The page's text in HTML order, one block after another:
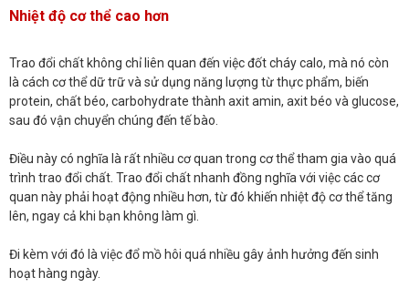
Nhiệt độ cơ thể cao hơn
Trao đổi chất không chỉ liên quan đến việc đốt cháy calo, mà nó còn
là cách cơ thể dữ trữ và sử dụng năng lượng từ thực phẩm, biến
protein, chất béo, carbohydrate thành axit amin, axit béo và glucose,
sau đó vận chuyển chúng đến tế bào.
Điều này có nghĩa là rất nhiều cơ quan trong cơ thể tham gia vào quá
trình trao đổi chất. Trao đổi chất nhanh đồng nghĩa với việc các cơ
quan này phải hoạt động nhiều hơn, từ đó khiến nhiệt độ cơ thể tăng
lên, ngay cả khi bạn không làm gì.
Đi kèm với đó là việc đổ mồ hôi quá nhiều gây ảnh hưởng đến sinh
hoạt hàng ngày.